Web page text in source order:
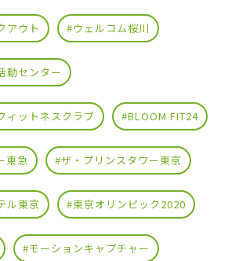
アウト #ウェルコム桜川
動センター
ィットネスクラブ #BLOOM FIT24
東急 #ザ・プリンスタワー東京
ル東京 #東京オリンピック2020
#モーションキャプチャー